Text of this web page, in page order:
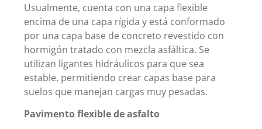
Usualmente, cuenta con una capa flexible
encima de una capa rígida y está conformado
por una capa base de concreto revestido con
hormigón tratado con mezcla asfáltica. Se
utilizan ligantes hidráulicos para que sea
estable, permitiendo crear capas base para
suelos que manejan cargas muy pesadas.
Pavimento flexible de asfalto